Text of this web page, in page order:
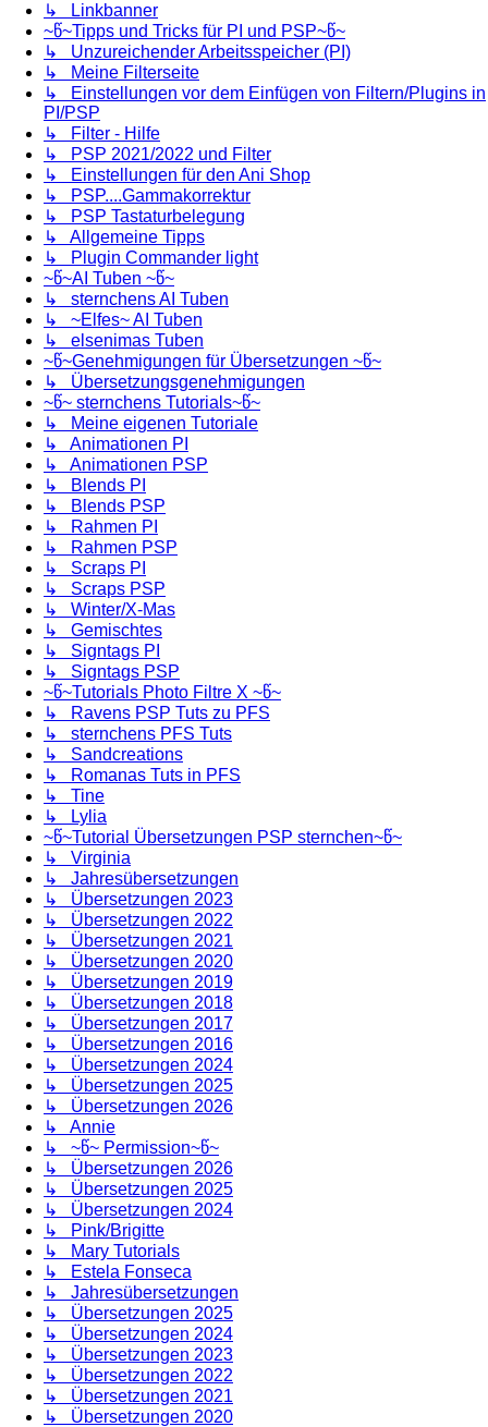
↳ Linkbanner
~წ~Tipps und Tricks für PI und PSP~წ~
↳ Unzureichender Arbeitsspeicher (PI)
↳ Meine Filterseite
↳ Einstellungen vor dem Einfügen von Filtern/Plugins in
PI/PSP
↳ Filter - Hilfe
↳ PSP 2021/2022 und Filter
↳ Einstellungen für den Ani Shop
↳ PSP....Gammakorrektur
↳ PSP Tastaturbelegung
↳ Allgemeine Tipps
↳ Plugin Commander light
~წ~AI Tuben ~წ~
↳ sternchens AI Tuben
↳ ~Elfes~ AI Tuben
↳ elsenimas Tuben
~წ~Genehmigungen für Übersetzungen ~წ~
↳ Übersetzungsgenehmigungen
~წ~ sternchens Tutorials~წ~
↳ Meine eigenen Tutoriale
↳ Animationen PI
↳ Animationen PSP
↳ Blends PI
↳ Blends PSP
↳ Rahmen PI
↳ Rahmen PSP
↳ Scraps PI
↳ Scraps PSP
↳ Winter/X-Mas
↳ Gemischtes
↳ Signtags PI
↳ Signtags PSP
~წ~Tutorials Photo Filtre X ~წ~
↳ Ravens PSP Tuts zu PFS
↳ sternchens PFS Tuts
↳ Sandcreations
↳ Romanas Tuts in PFS
↳ Tine
↳ Lylia
~წ~Tutorial Übersetzungen PSP sternchen~წ~
↳ Virginia
↳ Jahresübersetzungen
↳ Übersetzungen 2023
↳ Übersetzungen 2022
↳ Übersetzungen 2021
↳ Übersetzungen 2020
↳ Übersetzungen 2019
↳ Übersetzungen 2018
↳ Übersetzungen 2017
↳ Übersetzungen 2016
↳ Übersetzungen 2024
↳ Übersetzungen 2025
↳ Übersetzungen 2026
↳ Annie
↳ ~წ~ Permission~წ~
↳ Übersetzungen 2026
↳ Übersetzungen 2025
↳ Übersetzungen 2024
↳ Pink/Brigitte
↳ Mary Tutorials
↳ Estela Fonseca
↳ Jahresübersetzungen
↳ Übersetzungen 2025
↳ Übersetzungen 2024
↳ Übersetzungen 2023
↳ Übersetzungen 2022
↳ Übersetzungen 2021
↳ Übersetzungen 2020